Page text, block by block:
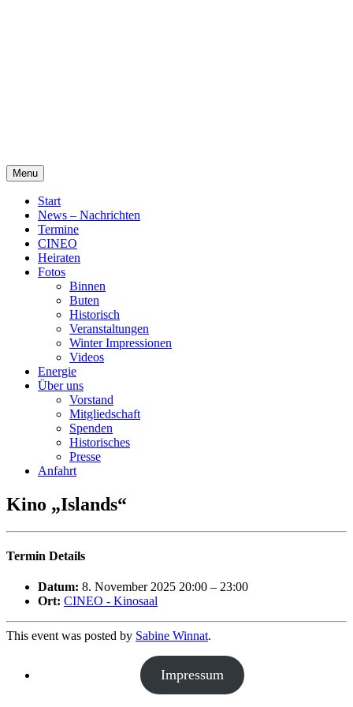
Menu
Start
News – Nachrichten
Termine
CINEO
Heiraten
Fotos
Binnen
Buten
Historisch
Veranstaltungen
Winter Impressionen
Videos
Energie
Über uns
Vorstand
Mitgliedschaft
Spenden
Historisches
Presse
Anfahrt
Kino „Islands“
Termin Details
Datum: 8. November 2025 20:00 – 23:00
Ort: CINEO - Kinosaal
This event was posted by Sabine Winnat.
Impressum